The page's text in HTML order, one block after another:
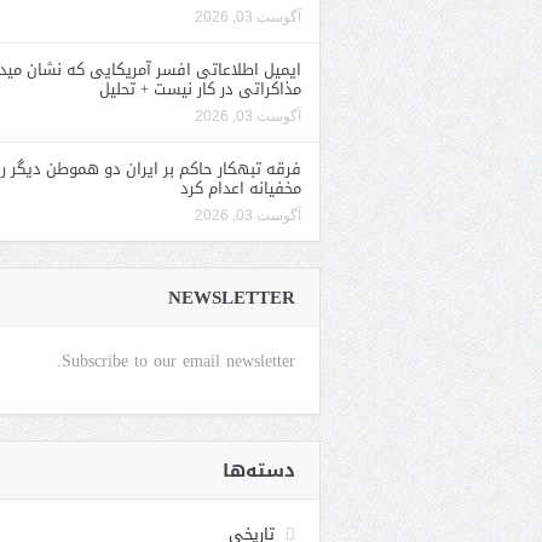
آگوست 03, 2026
ایمیل اطلاعاتی افسر آمریکایی که نشان
مذاکراتی در کار نیست + تحلیل
آگوست 03, 2026
فرقه تبهکار حاکم بر ایران دو هموطن دیگر
مخفیانه اعدام کرد
آگوست 03, 2026
NEWSLETTER
Subscribe to our email newsletter.
دسته‌ها
تاریخی